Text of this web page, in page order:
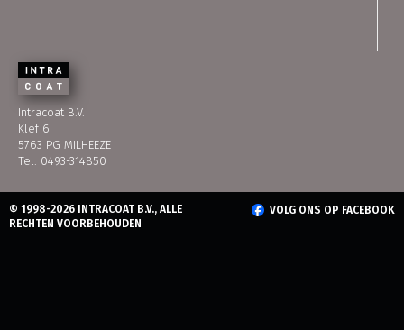
Intracoat B.V.
Klef 6
5763 PG MILHEEZE
Tel. 0493-314850
© 1998-2026 INTRACOAT B.V., ALLE
RECHTEN VOORBEHOUDEN
VOLG ONS OP FACEBOOK